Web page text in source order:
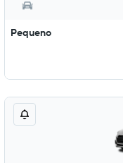
Pequeno